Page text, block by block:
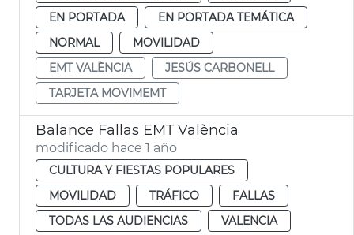
EN PORTADA
EN PORTADA TEMÁTICA
NORMAL
MOVILIDAD
EMT VALÈNCIA
JESÚS CARBONELL
TARJETA MOVIMEMT
Balance Fallas EMT València
modificado hace 1 año
CULTURA Y FIESTAS POPULARES
MOVILIDAD
TRÁFICO
FALLAS
TODAS LAS AUDIENCIAS
VALENCIA